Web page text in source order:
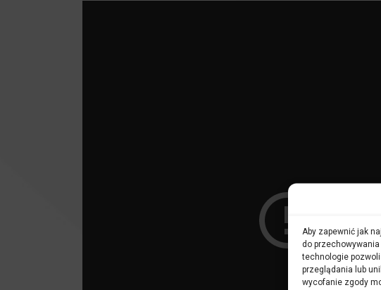
Aby zapewnić jak
do
technologie
przeglądania lub
wycofanie zgody